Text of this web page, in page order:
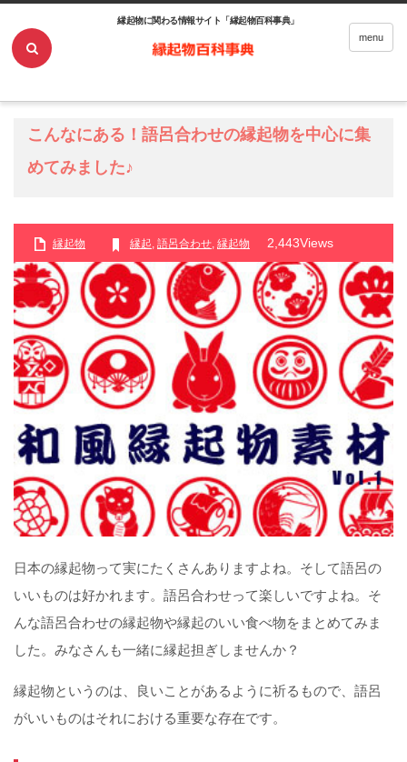
縁起物に関わる情報サイト「縁起物百科事典」
menu
こんなにある！語呂合わせの縁起物を中心に集めてみました♪
こんなにある！語呂合わせの縁起物を中心に集
めてみました♪
縁起物 縁起, 語呂合わせ, 縁起物 2,443Views
日本の縁起物って実にたくさんありますよね。そして語呂の
いいものは好かれます。語呂合わせって楽しいですよね。そ
んな語呂合わせの縁起物や縁起のいい食べ物をまとめてみま
した。みなさんも一緒に縁起担ぎしませんか？
縁起物というのは、良いことがあるように祈るもので、語呂
がいいものはそれにおける重要な存在です。